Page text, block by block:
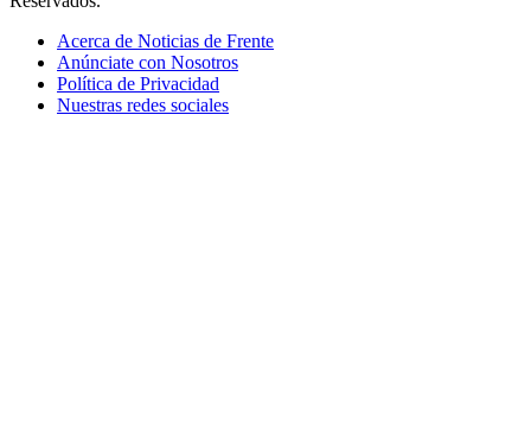
Acerca de Noticias de Frente
Anúnciate con Nosotros
Política de Privacidad
Nuestras redes sociales